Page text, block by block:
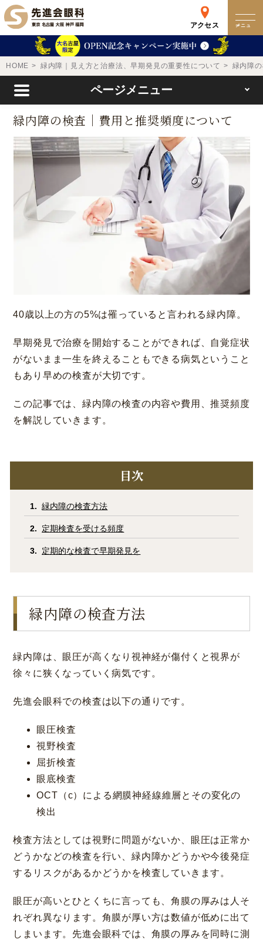
アクセス メニュー
予約専用ダイヤル
0120-049-113
受付時間 10:00-19:00
診療内容
ドクター紹介 よくあるご質問
コラム
採用情報
サイトマップ
初診時における情報開示に関して
当医院への営業の窓口について
クリニック
東京 新宿
新宿区西新宿
Web予約
名古屋
名古屋市中区錦
詳細 Web予約
大阪 梅田本院
大阪市北区梅田
福岡 天神
[ICL提携] 鹿児島園
田眼科
鹿児島市中央町
HOME 緑内障｜見え方と治療法、早期発見の重要性について 緑内障
緑内障の検査｜費用と推奨頻度について
40歳以上の方の5%は罹っていると言われる緑内障。
早期発見で治療を開始することができれば、自覚症状
がないまま一生を終えることもできる病気ということ
もあり早めの検査が大切です。
この記事では、緑内障の検査の内容や費用、推奨頻度
を解説していきます。
目次
緑内障の検査方法
定期検査を受ける頻度
定期的な検査で早期発見を
緑内障の検査方法
緑内障は、眼圧が高くなり視神経が傷付くと視界が
徐々に狭くなっていく病気です。
先進会眼科での検査は以下の通りです。
眼圧検査
視野検査
屈折検査
眼底検査
OCT（c）による網膜神経線維層とその変化の
検出
検査方法としては視野に問題がないか、眼圧は正常か
どうかなどの検査を行い、緑内障かどうかや今後発症
するリスクがあるかどうかを検査していきます。
眼圧が高いとひとくちに言っても、角膜の厚みは人そ
れぞれ異なります。角膜が厚い方は数値が低めに出て
しまいます。先進会眼科では、角膜の厚みを同時に測
ページメニュー